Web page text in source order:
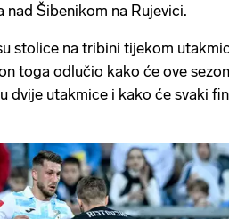
Šibenikom na Rujevici.
stolice na tribini tijekom
toga odlučio kako će ove
dvije utakmice i kako će svaki